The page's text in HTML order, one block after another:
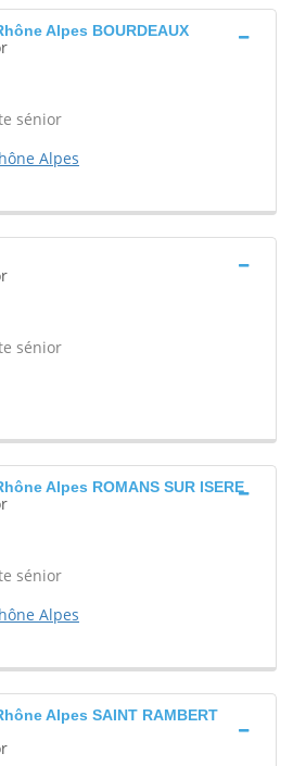
Alpes BOURDEAUX
sénior
Alpes
sénior
Alpes ROMANS SUR ISERE
sénior
Alpes
Alpes SAINT RAMBERT